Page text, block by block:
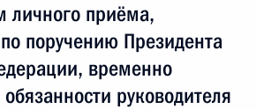
личного приёма,
поручению Президента
временно
руководителя